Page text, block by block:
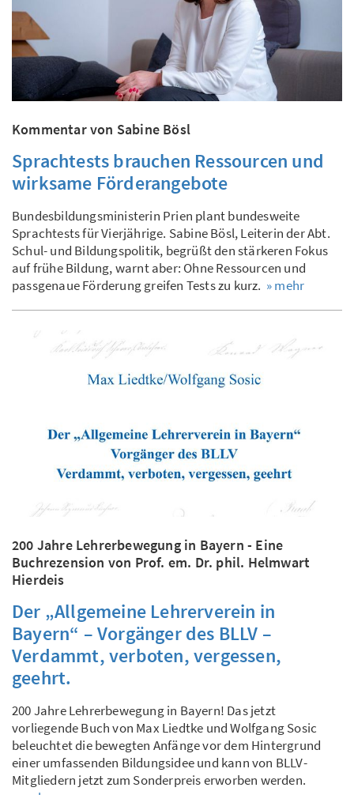
Kommentar von Sabine Bösl
Sprachtests brauchen Ressourcen und
wirksame Förderangebote
Bundesbildungsministerin Prien plant bundesweite
Sprachtests für Vierjährige. Sabine Bösl, Leiterin der Abt.
Schul- und Bildungspolitik, begrüßt den stärkeren Fokus
auf frühe Bildung, warnt aber: Ohne Ressourcen und
passgenaue Förderung greifen Tests zu kurz. » mehr
200 Jahre Lehrerbewegung in Bayern - Eine
Buchrezension von Prof. em. Dr. phil. Helmwart
Hierdeis
Der „Allgemeine Lehrerverein in
Bayern“ – Vorgänger des BLLV –
Verdammt, verboten, vergessen,
geehrt.
200 Jahre Lehrerbewegung in Bayern! Das jetzt
vorliegende Buch von Max Liedtke und Wolfgang Sosic
beleuchtet die bewegten Anfänge vor dem Hintergrund
einer umfassenden Bildungsidee und kann von BLLV-
Mitgliedern jetzt zum Sonderpreis erworben werden.